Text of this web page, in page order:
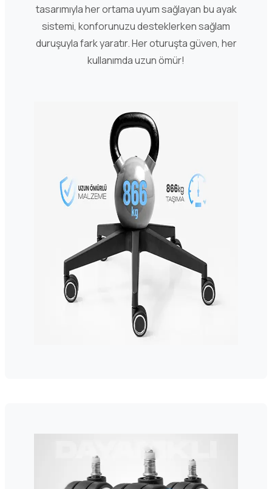
tasarımıyla her ortama uyum sağlayan bu ayak
sistemi, konforunuzu desteklerken sağlam
duruşuyla fark yaratır. Her oturuşta güven, her
kullanımda uzun ömür!